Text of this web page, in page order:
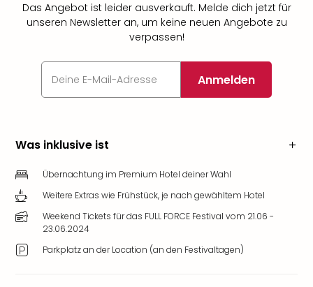
Das Angebot ist leider ausverkauft. Melde dich jetzt für
unseren Newsletter an, um keine neuen Angebote zu
verpassen!
Anmelden
Was inklusive ist
Übernachtung im Premium Hotel deiner Wahl
Weitere Extras wie Frühstück, je nach gewähltem Hotel
Weekend Tickets für das FULL FORCE Festival vom 21.06 -
23.06.2024
Parkplatz an der Location (an den Festivaltagen)